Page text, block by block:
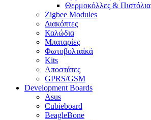
Θερμοκόλλες & Πιστόλια
Zigbee Modules
Διακόπτες
Καλώδια
Μπαταρίες
Φωτοβολταϊκά
Kits
Αποστάτες
GPRS/GSM
Development Boards
Asus
Cubieboard
BeagleBone